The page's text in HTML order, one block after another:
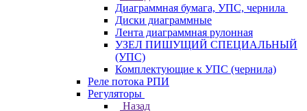
Диаграммная бумага, УПС, чернила
Диски диаграммные
Лента диаграммная рулонная
УЗЕЛ ПИШУЩИЙ СПЕЦИАЛЬНЫЙ
(УПС)
Комплектующие к УПС (чернила)
Реле потока РПИ
Регуляторы
Назад